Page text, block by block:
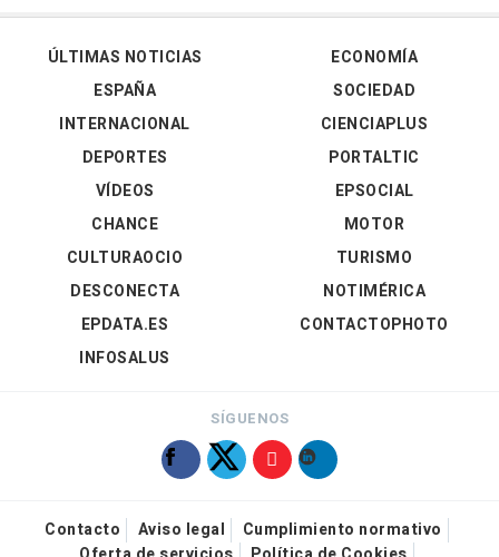
ÚLTIMAS NOTICIAS
ESPAÑA
INTERNACIONAL
DEPORTES
VÍDEOS
ECONOMÍA
SOCIEDAD
CIENCIAPLUS
PORTALTIC
EPSOCIAL
CHANCE
CULTURAOCIO
DESCONECTA
EPDATA.ES
INFOSALUS
MOTOR
TURISMO
NOTIMÉRICA
CONTACTOPHOTO
SÍGUENOS
Contacto Aviso legal
Cumplimiento normativo